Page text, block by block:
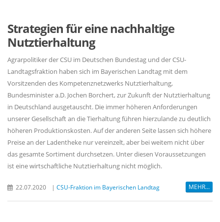
Strategien für eine nachhaltige
Nutztierhaltung
Agrarpolitiker der CSU im Deutschen Bundestag und der CSU-
Landtagsfraktion haben sich im Bayerischen Landtag mit dem
Vorsitzenden des Kompetenznetzwerks Nutztierhaltung,
Bundesminister a.D. Jochen Borchert, zur Zukunft der Nutztierhaltung
in Deutschland ausgetauscht. Die immer höheren Anforderungen
unserer Gesellschaft an die Tierhaltung führen hierzulande zu deutlich
höheren Produktionskosten. Auf der anderen Seite lassen sich höhere
Preise an der Ladentheke nur vereinzelt, aber bei weitem nicht über
das gesamte Sortiment durchsetzen. Unter diesen Voraussetzungen
ist eine wirtschaftliche Nutztierhaltung nicht möglich.
22.07.2020 | CSU-Fraktion im Bayerischen Landtag MEHR...